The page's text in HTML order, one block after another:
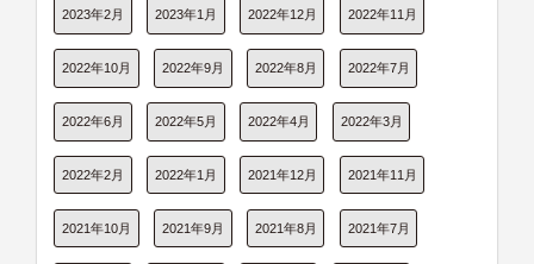
2023年2月 2023年1月 2022年12月 2022年11月
2022年10月 2022年9月 2022年8月 2022年7月
2022年6月 2022年5月 2022年4月 2022年3月
2022年2月 2022年1月 2021年12月 2021年11月
2021年10月 2021年9月 2021年8月 2021年7月